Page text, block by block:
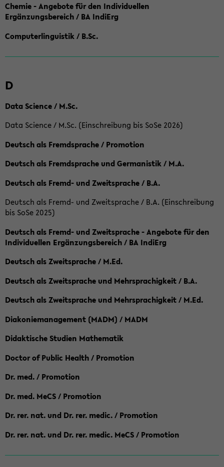
Chemie - Angebote für den Individuellen
Ergänzungsbereich / BA IndiErg
Computerlinguistik / B.Sc.
D
Data Science / M.Sc.
Data Science / M.Sc. (Einschreibung bis SoSe 2026)
Deutsch als Fremdsprache / Promotion
Deutsch als Fremdsprache und Germanistik / M.A.
Deutsch als Fremd- und Zweitsprache / B.A.
Deutsch als Fremd- und Zweitsprache / B.A. (Einschreibung
bis SoSe 2025)
Deutsch als Fremd- und Zweitsprache - Angebote für den
Individuellen Ergänzungsbereich / BA IndiErg
Deutsch als Zweitsprache / M.Ed.
Deutsch als Zweitsprache und Mehrsprachigkeit / B.A.
Deutsch als Zweitsprache und Mehrsprachigkeit / M.Ed.
Diakoniemanagement (MADM) / MADM
Didaktische Studien Mathematik
Doctor of Public Health / Promotion
Dr. med. / Promotion
Dr. med. MeCS / Promotion
Dr. rer. nat. und Dr. rer. medic. / Promotion
Dr. rer. nat. und Dr. rer. medic. MeCS / Promotion